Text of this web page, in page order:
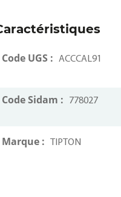
Code UGS : ACCCAL91
Code Sidam : 778027
Marque : TIPTON